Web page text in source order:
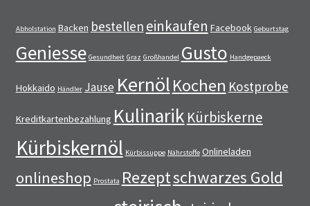
Abholstation Backen bestellen einkaufen Facebook Geburtstag
Geniesse Gesundheit Graz Großhandel Gusto Handgepaeck
Hokkaido Händler Jause KernölKochen Kostprobe
Kreditkartenbezahlung Kulinarik Kürbiskerne
Kürbiskernöl Kürbissuppe Nährstoffe Onlineladen
onlineshop Prostata Rezeptschwarzes Gold